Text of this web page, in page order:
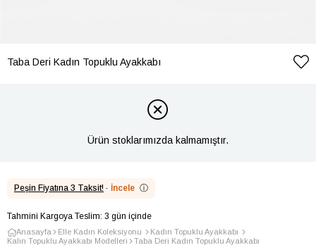
Taba Deri Kadın Topuklu Ayakkabı
Ürün stoklarımızda kalmamıştır.
Peşin Fiyatına 3 Taksit! · İncele ⓘ
Tahmini Kargoya Teslim: 3 gün içinde
Anasayfa Elle Kadın Koleksiyonu
Kadın Topuklu Ayakkabı
Kalın Topuklu Ayakkabı Modelleri
Taba Deri Kadın Topuklu Ayakkabı